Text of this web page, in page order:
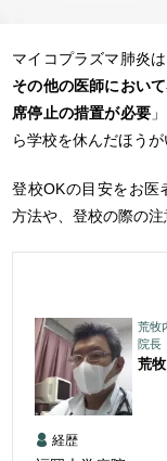
マイコプラズマ肺炎
その他の医師におい
席停止の措置が必要
ら学校を休んだほう
登校OKの目安をお医
方法や、登校の際の注
荒牧
院長
荒
経歴